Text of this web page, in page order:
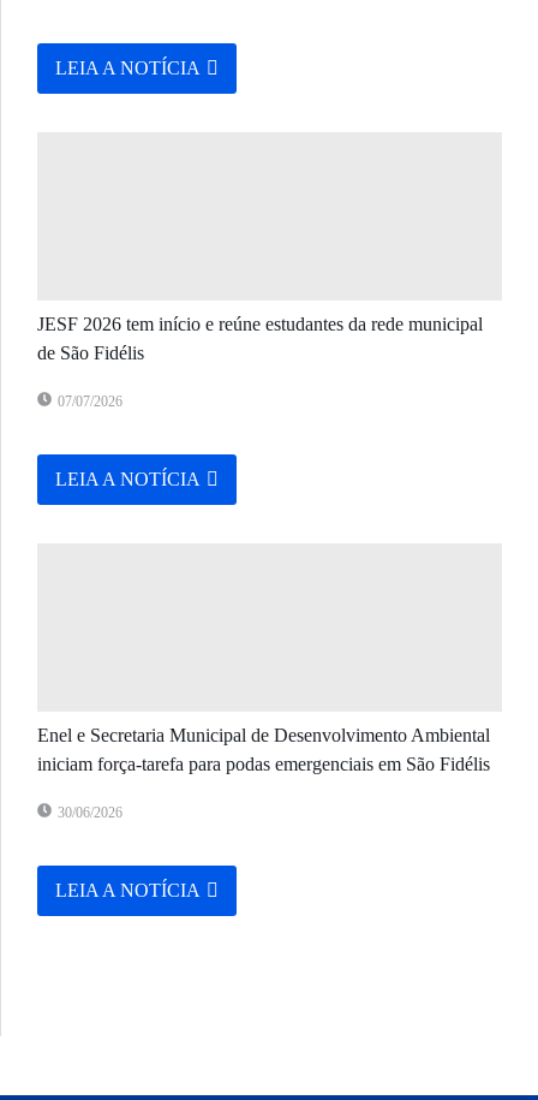
LEIA A NOTÍCIA
JESF 2026 tem início e reúne estudantes da rede municipal
de São Fidélis
07/07/2026
LEIA A NOTÍCIA
Enel e Secretaria Municipal de Desenvolvimento Ambiental
iniciam força-tarefa para podas emergenciais em São Fidélis
30/06/2026
LEIA A NOTÍCIA